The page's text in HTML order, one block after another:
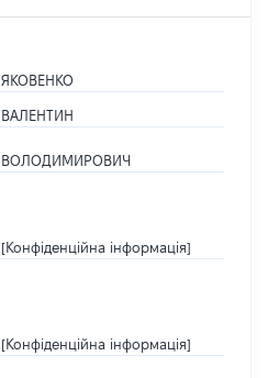
ЯКОВЕНКО
ВАЛЕНТИН
ВОЛОДИМИРОВИЧ
[Конфіденційна інформація]
[Конфіденційна інформація]